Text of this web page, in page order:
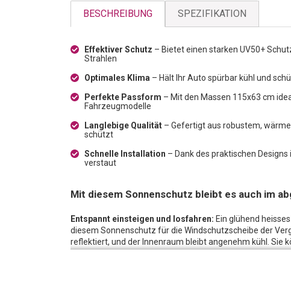
BESCHREIBUNG SPEZIFIKATION
Effektiver Schutz – Bietet einen starken UV50+
Strahlen
Optimales Klima – Hält Ihr Auto spürbar kühl und
Perfekte Passform – Mit den Massen 115x63 cm
Fahrzeugmodelle
Langlebige Qualität – Gefertigt aus robustem,
schützt
Schnelle Installation – Dank des praktischen
verstaut
Mit diesem Sonnenschutz bleibt es auch im
Entspannt einsteigen und losfahren: Ein glühend
diesem Sonnenschutz für die Windschutzscheibe der
reflektiert, und der Innenraum bleibt angenehm kühl. Sie
Der Sonnenschutz für die
Ähnlich einem Regenschirm, spannt sich das Produkt